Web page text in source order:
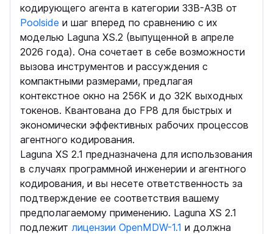
кодирующего агента в категории 33B-A3B от
Poolside и шаг вперед по сравнению с их
моделью Laguna XS.2 (выпущенной в апреле
2026 года). Она сочетает в себе возможности
вызова инструментов и рассуждения с
компактными размерами, предлагая
контекстное окно на 256K и до 32K выходных
токенов. Квантована до FP8 для быстрых и
экономически эффективных рабочих процессов
агентного кодирования.
Laguna XS 2.1 предназначена для использования
в случаях программной инженерии и агентного
кодирования, и вы несете ответственность за
подтверждение ее соответствия вашему
предполагаемому применению. Laguna XS 2.1
подлежит лицензии OpenMDW-1.1 и должна